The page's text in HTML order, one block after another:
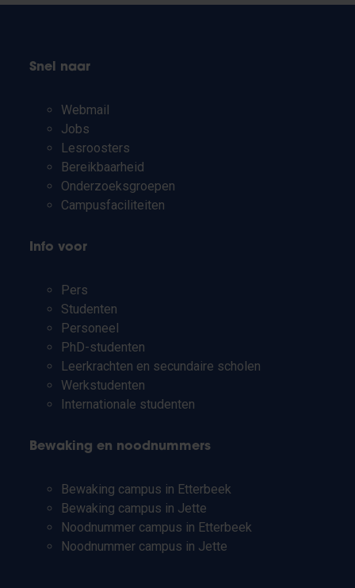
Snel naar
Webmail
Jobs
Lesroosters
Bereikbaarheid
Onderzoeksgroepen
Campusfaciliteiten
Info voor
Pers
Studenten
Personeel
PhD-studenten
Leerkrachten en secundaire scholen
Werkstudenten
Internationale studenten
Bewaking en noodnummers
Bewaking campus in Etterbeek
Bewaking campus in Jette
Noodnummer campus in Etterbeek
Noodnummer campus in Jette